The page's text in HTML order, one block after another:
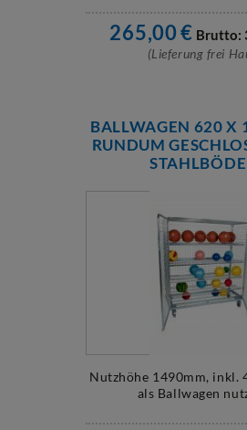
265,00€ Brutto:
(Lieferung frei
BALLWAGEN 620 X
RUNDUM
Nutzhöhe 1490mm, inkl.
als Ballwagen